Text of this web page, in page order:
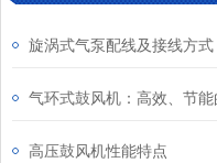
旋涡式气泵配线及接线方式
高压鼓风机性能特点